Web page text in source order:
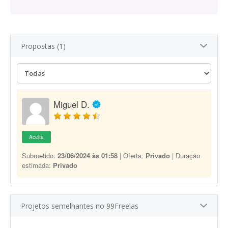
Propostas (1)
Miguel D.
Aceita
Submetido: 23/06/2024 às 01:58 | Oferta: Privado | Duração
estimada: Privado
Projetos semelhantes no 99Freelas